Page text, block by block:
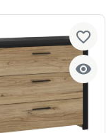

favorite_border